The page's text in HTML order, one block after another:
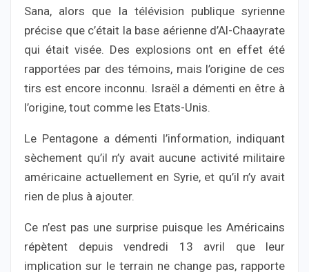
Sana, alors que la télévision publique syrienne
précise que c’était la base aérienne d’Al-Chaayrate
qui était visée. Des explosions ont en effet été
rapportées par des témoins, mais l’origine de ces
tirs est encore inconnu. Israël a démenti en être à
l’origine, tout comme les Etats-Unis.
Le Pentagone a démenti l’information, indiquant
sèchement qu’il n’y avait aucune activité militaire
américaine actuellement en Syrie, et qu’il n’y avait
rien de plus à ajouter.
Ce n’est pas une surprise puisque les Américains
répètent depuis vendredi 13 avril que leur
implication sur le terrain ne change pas, rapporte